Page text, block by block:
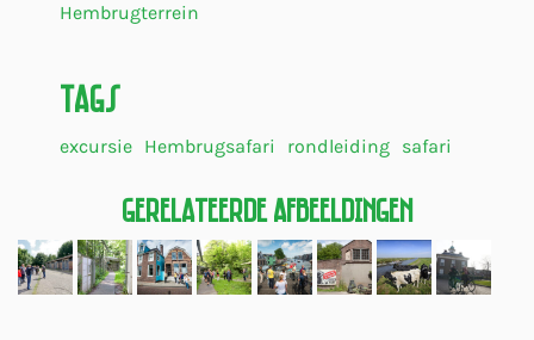
Hembrugterrein
Tags
excursie Hembrugsafari rondleiding safari
Gerelateerde Afbeeldingen